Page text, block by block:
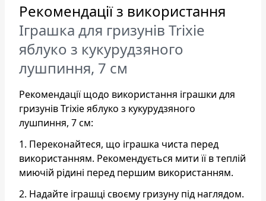
Рекомендації з використання
Іграшка для гризунів Trixie
яблуко з кукурудзяного
лушпиння, 7 см
Рекомендації щодо використання іграшки для
гризунів Trixie яблуко з кукурудзяного
лушпиння, 7 см:
1. Переконайтеся, що іграшка чиста перед
використанням. Рекомендується мити її в теплій
миючій рідині перед першим використанням.
2. Надайте іграшці своєму гризуну під наглядом.